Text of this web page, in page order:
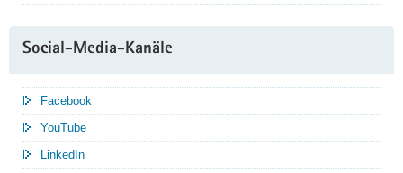
Social-Media-Kanäle
Facebook
YouTube
LinkedIn